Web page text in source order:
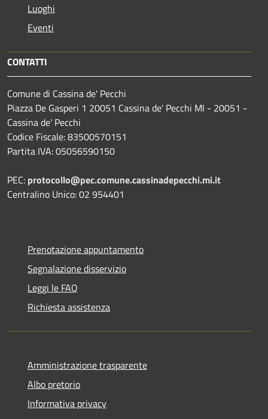
Luoghi
Eventi
CONTATTI
Comune di Cassina de' Pecchi
Piazza De Gasperi 1 20051 Cassina de' Pecchi MI - 20051 -
Cassina de' Pecchi
Codice Fiscale: 83500570151
Partita IVA: 05056590150
PEC: protocollo@pec.comune.cassinadepecchi.mi.it
Centralino Unico: 02 954401
Prenotazione appuntamento
Segnalazione disservizio
Leggi le FAQ
Richiesta assistenza
Amministrazione trasparente
Albo pretorio
Informativa privacy